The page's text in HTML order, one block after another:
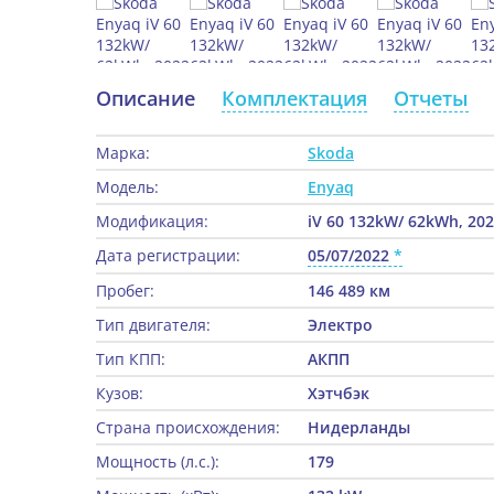
Описание Комплектация Отчеты
Марка:
Skoda
Модель:
Enyaq
Модификация:
iV 60 132kW/ 62kWh,
Дата регистрации:
05/07/2022
Пробег:
146 489 км
Тип двигателя:
Электро
Тип КПП:
АКПП
Кузов:
Хэтчбэк
Страна происхождения:
Нидерланды
Мощность (л.с.):
179